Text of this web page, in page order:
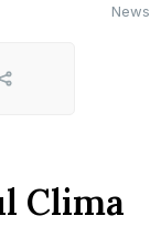
News
Share
Clima